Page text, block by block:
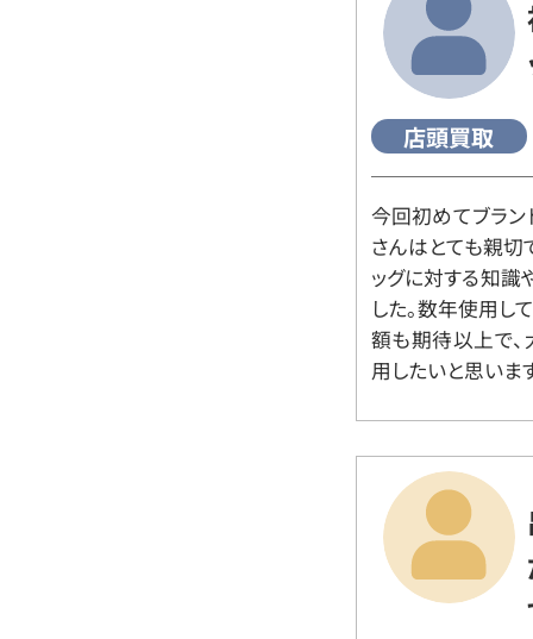
店頭買取
今回初めてブラン
さんはとても親切
ッグに対する知識
した。数年使用し
額も期待以上で、
用したいと思いま